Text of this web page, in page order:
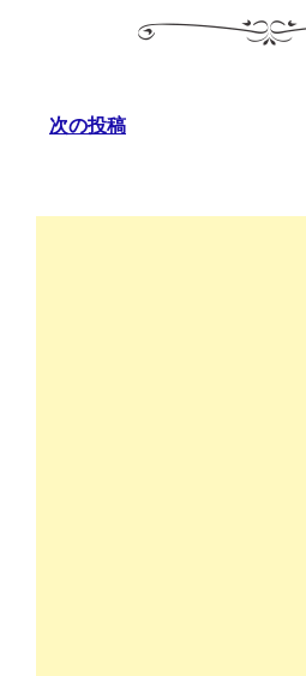
次の投稿